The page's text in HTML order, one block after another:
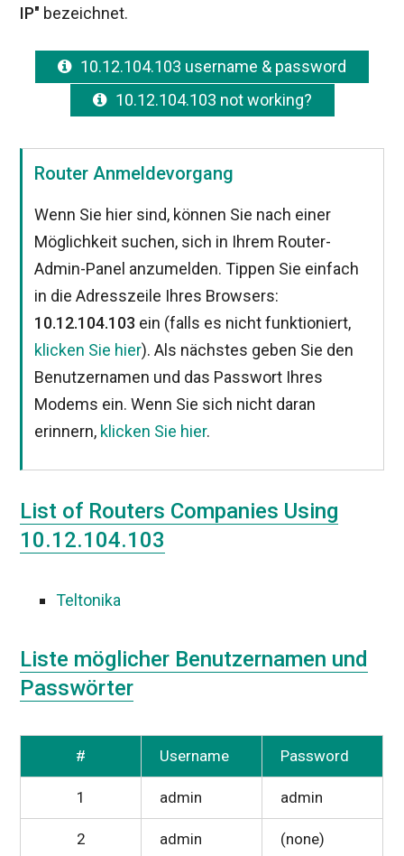
IP" bezeichnet.
10.12.104.103 username & password
10.12.104.103 not working?
Router Anmeldevorgang
Wenn Sie hier sind, können Sie nach einer
Möglichkeit suchen, sich in Ihrem Router-
Admin-Panel anzumelden. Tippen Sie einfach
in die Adresszeile Ihres Browsers:
10.12.104.103 ein (falls es nicht funktioniert,
klicken Sie hier). Als nächstes geben Sie den
Benutzernamen und das Passwort Ihres
Modems ein. Wenn Sie sich nicht daran
erinnern, klicken Sie hier.
List of Routers Companies Using
10.12.104.103
Teltonika
Liste möglicher Benutzernamen und
Passwörter
# Username Password
1 admin admin
2 admin (none)